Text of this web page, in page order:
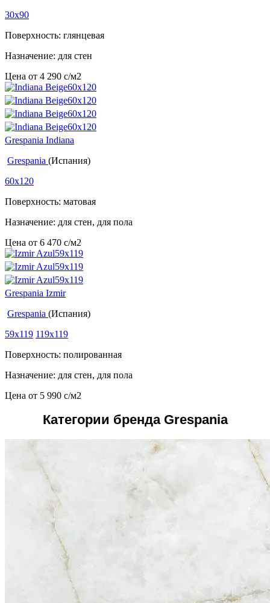
30x90
Поверхность: глянцевая
Назначение: для стен
Цена от 4 290 c/м2
Grespania Indiana
Grespania (Испания)
60x120
Поверхность: матовая
Назначение: для стен, для пола
Цена от 6 470 c/м2
Grespania Izmir
Grespania (Испания)
59x119 119x119
Поверхность: полированная
Назначение: для стен, для пола
Цена от 5 990 c/м2
Категории бренда Grespania